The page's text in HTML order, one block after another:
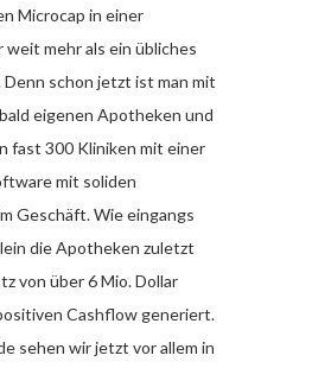
Microcap in einer
weit mehr als ein übliches
schon jetzt ist man mit
eigenen Apotheken und
fast 300 Kliniken mit einer
mit soliden
Geschäft. Wie eingangs
die Apotheken zuletzt
von über 6 Mio. Dollar
Cashflow generiert.
sehen wir jetzt vor allem in